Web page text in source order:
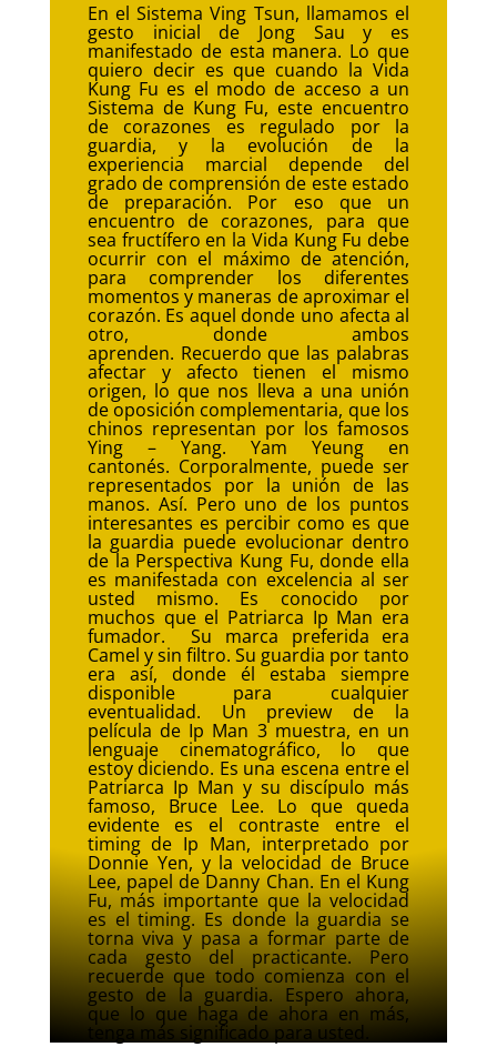
En el Sistema Ving Tsun, llamamos el
gesto inicial de Jong Sau y es
manifestado de esta manera. Lo que
quiero decir es que cuando la Vida
Kung Fu es el modo de acceso a un
Sistema de Kung Fu, este encuentro
de corazones es regulado por la
guardia, y la evolución de la
experiencia marcial depende del
grado de comprensión de este estado
de preparación. Por eso que un
encuentro de corazones, para que
sea fructífero en la Vida Kung Fu debe
ocurrir con el máximo de atención,
para comprender los diferentes
momentos y maneras de aproximar el
corazón. Es aquel donde uno afecta al
otro, donde ambos
aprenden. Recuerdo que las palabras
afectar y afecto tienen el mismo
origen, lo que nos lleva a una unión
de oposición complementaria, que los
chinos representan por los famosos
Ying – Yang. Yam Yeung en
cantonés. Corporalmente, puede ser
representados por la unión de las
manos. Así. Pero uno de los puntos
interesantes es percibir como es que
la guardia puede evolucionar dentro
de la Perspectiva Kung Fu, donde ella
es manifestada con excelencia al ser
usted mismo. Es conocido por
muchos que el Patriarca Ip Man era
fumador. Su marca preferida era
Camel y sin filtro. Su guardia por tanto
era así, donde él estaba siempre
disponible para cualquier
eventualidad. Un preview de la
película de Ip Man 3 muestra, en un
lenguaje cinematográfico, lo que
estoy diciendo. Es una escena entre el
Patriarca Ip Man y su discípulo más
famoso, Bruce Lee. Lo que queda
evidente es el contraste entre el
timing de Ip Man, interpretado por
Donnie Yen, y la velocidad de Bruce
Lee, papel de Danny Chan. En el Kung
Fu, más importante que la velocidad
es el timing. Es donde la guardia se
torna viva y pasa a formar parte de
cada gesto del practicante. Pero
recuerde que todo comienza con el
gesto de la guardia. Espero ahora,
que lo que haga de ahora en más,
tenga más significado para usted.